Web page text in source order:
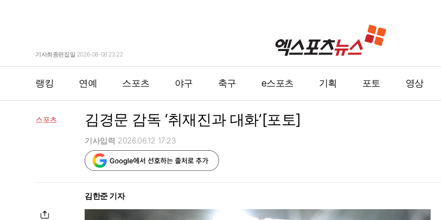
기사최종편집일 2026-08-08 23:22
랭킹 연예 스포츠 야구 축구 e스포츠 기획 포토 영상
스포츠 김경문 감독 ‘취재진과 대화’[포토]
기사입력 2026.06.12 17:23
김한준 기자